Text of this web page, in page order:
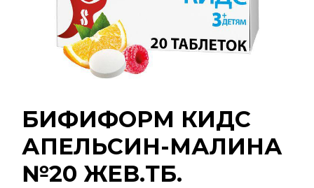
БИФИФОРМ КИДС
АПЕЛЬСИН-МАЛИНА
№20 ЖЕВ.ТБ.